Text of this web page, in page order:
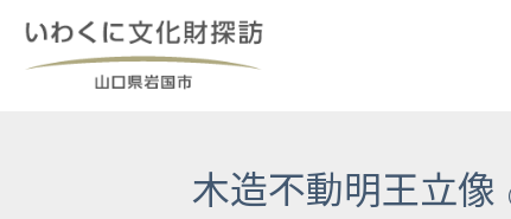
content
木造不動明王立像